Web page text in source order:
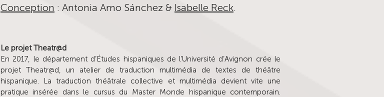
Conception : Antonia Amo Sánchez & Isabelle Reck.
Le projet Theatr@d
En 2017, le département d’Études hispaniques de l’Université d’Avignon crée le
projet Theatr@d, un atelier de traduction multimédia de textes de théâtre
hispanique. La traduction théâtrale collective et multimédia devient vite une
pratique insérée dans le cursus du Master Monde hispanique contemporain.